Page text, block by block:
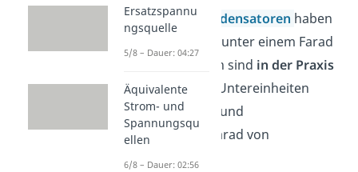
Die meistenKondensatoren haben
Kapazitäten von unter einem Farad
(< 1F). Deswegen sind in der Praxis
in der Regel die Untereinheiten
Mikrofarad (µF) und
Pikofarad/Picofarad von
Bedeutung.
Ersatzspannu
ngsquelle
5/8 – Dauer: 04:27
Äquivalente
Strom- und
Spannungsqu
ellen
6/8 – Dauer: 02:56